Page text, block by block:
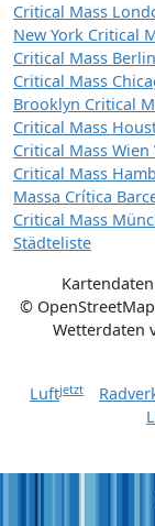
Critical Mass
New York Critical
Critical Mass Berlin
Critical Mass
Brooklyn Critical
Critical Mass
Critical Mass Wien
Critical Mass
Massa Crítica
Critical Mass
Städteliste
©
Wetterdaten
Luftjetzt